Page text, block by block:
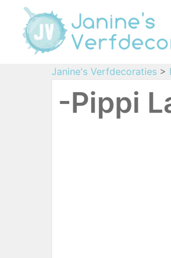
Janine's Verfdecoraties >
-Pippi